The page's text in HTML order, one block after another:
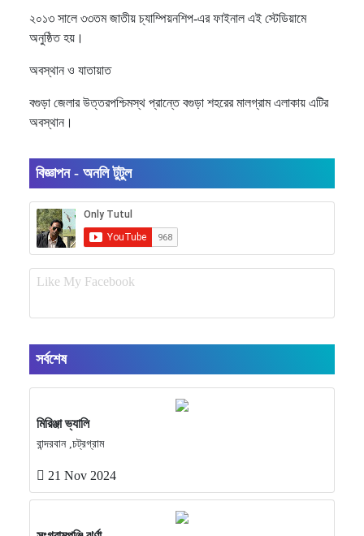
২০১৩ সালে ৩৩তম জাতীয় চ্যাম্পিয়নশিপ-এর ফাইনাল এই স্টেডিয়ামে
অনুষ্ঠিত হয়।
অবস্থান ও যাতায়াত
বগুড়া জেলার উত্তরপশ্চিমস্থ প্রান্তে বগুড়া শহরের মালগ্রাম এলাকায় এটির
অবস্থান।
বিজ্ঞাপন - অনলি টুটুল
Like My Facebook
সর্বশেষ
মিরিঞ্জা ভ্যালি
বান্দরবান ,চট্রগ্রাম
21 Nov 2024